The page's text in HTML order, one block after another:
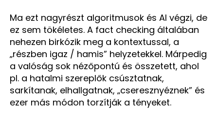
Ma ezt nagyrészt algoritmusok és AI végzi, de
ez sem tökéletes. A fact checking általában
nehezen birkózik meg a kontextussal, a
„részben igaz / hamis” helyzetekkel. Márpedig
a valóság sok nézőpontú és összetett, ahol
pl. a hatalmi szereplők csúsztatnak,
sarkítanak, elhallgatnak, „cseresznyéznek” és
ezer más módon torzítják a tényeket.